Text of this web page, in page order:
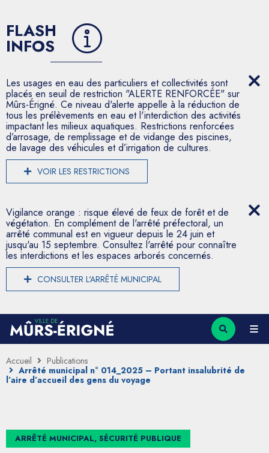
FLASH
INFOS
Les usages en eau des particuliers et collectivités sont
placés en seuil de restriction "ALERTE RENFORCÉE" sur
Mûrs-Érigné. Ce niveau d'alerte appelle à la réduction de
tous les prélèvements en eau et l'interdiction des activités
impactant les milieux aquatiques. Restrictions renforcées
d’arrosage, de remplissage et de vidange des piscines,
de lavage des véhicules et d’irrigation de cultures.
VOIR LES RESTRICTIONS
Vigilance orange : risque élevé de feux de forêt et de
végétation. En complément de l'arrêté préfectoral, un
arrêté communal est en vigueur depuis le 24 juin et
jusqu'au 15 septembre. Consultez l'arrêté pour connaître
les interdictions et les espaces arborés concernés.
CONSULTER L'ARRÊTÉ MUNICIPAL
Accueil
Publications
Arrêté municipal n° 014_2025 – Portant insalubrité de
l’aire d’accueil des gens du voyage
ARRÊTÉ MUNICIPAL, SÉCURITÉ PUBLIQUE